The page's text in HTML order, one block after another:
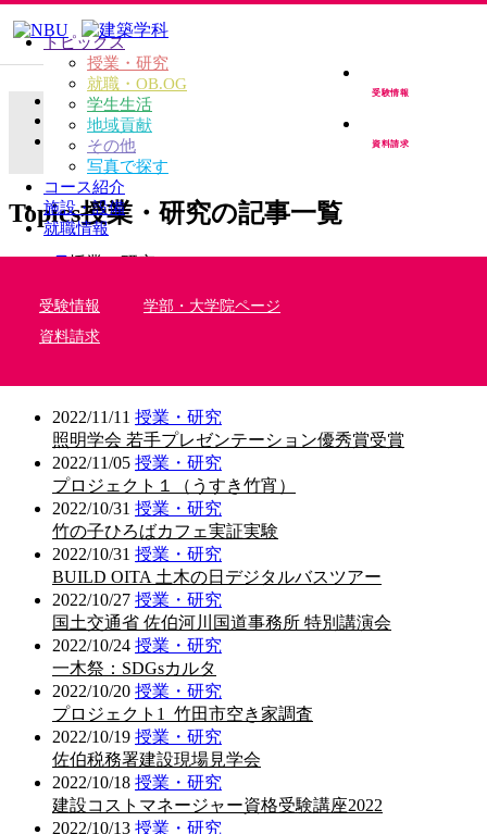
受験情報
資料請求
トピックス
授業・研究
就職・OB.OG
学生生活
地域貢献
その他
写真で探す
コース紹介
施設・設備
就職情報
受験情報
学部・大学院ページ
資料請求
TOP
TOPICS
授業・研究の記事一覧
Topics授業・研究の記事一覧
授業・研究
学生生活
地域貢献
2022/11/11 授業・研究
照明学会 若手プレゼンテーション優秀賞受賞
2022/11/05 授業・研究
プロジェクト１（うすき竹宵）
2022/10/31 授業・研究
竹の子ひろばカフェ実証実験
2022/10/31 授業・研究
BUILD OITA 土木の日デジタルバスツアー
2022/10/27 授業・研究
国土交通省 佐伯河川国道事務所 特別講演会
2022/10/24 授業・研究
一木祭：SDGsカルタ
2022/10/20 授業・研究
プロジェクト1_竹田市空き家調査
2022/10/19 授業・研究
佐伯税務署建設現場見学会
2022/10/18 授業・研究
建設コストマネージャー資格受験講座2022
2022/10/13 授業・研究